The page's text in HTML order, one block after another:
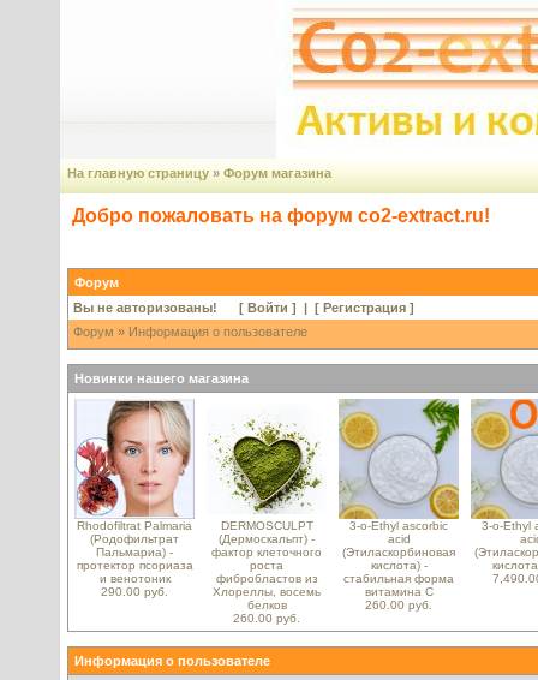
На главную страницу » Форум магазина
Добро пожаловать на форум co2-extract.ru!
Форум
Вы не авторизованы! [ Войти ] | [ Регистрация ]
Форум » Информация о пользователе
Новинки нашего магазина
Rhodofiltrat Palmaria
(Родофильтрат
Пальмариа) -
протектор псориаза
и венотоник
290.00 руб.
DERMOSCULPT
(Дермоскальпт) -
фактор клеточного
роста
фибробластов из
Хлореллы, восемь
белков
260.00 руб.
3-o-Ethyl ascorbic
acid
(Этиласкорбиновая
кислота) -
стабильная форма
витамина С
260.00 руб.
3-o-Ethyl
Информация о пользователе